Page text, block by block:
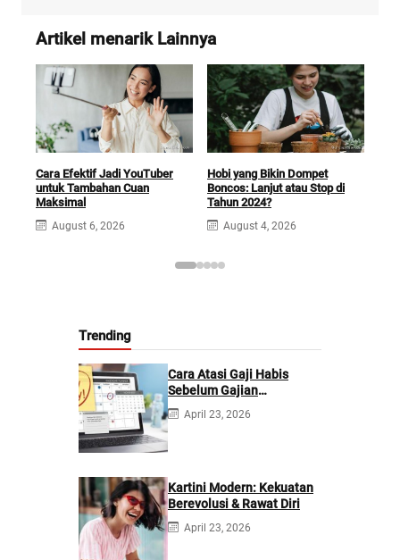
Artikel menarik Lainnya
Cara Efektif Jadi YouTuber
untuk Tambahan Cuan
Maksimal
August 6, 2026
Hobi yang Bikin Dompet
Boncos: Lanjut atau Stop di
Tahun 2024?
August 4, 2026
Trending
Cara Atasi Gaji Habis
Sebelum Gajian
Berikutnya
April 23, 2026
Kartini Modern: Kekuatan
Berevolusi & Rawat Diri
April 23, 2026